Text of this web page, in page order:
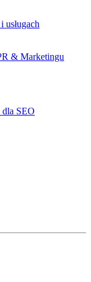
& Marketingu
SEO